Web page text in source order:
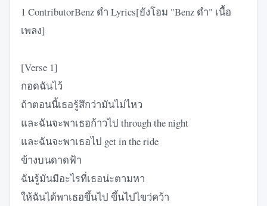
1 ContributorBenz ดำ Lyrics[ยังโอม "Benz ดำ" เนื้อ
เพลง]
[Verse 1]
กอดฉันไว้
ถ้าตอนนี้เธอรู้สึกว่ามันไม่ไหว
และฉันจะพาเธอก้าวไป through the night
และฉันจะพาเธอไป get in the ride
ข้างบนดาดฟ้า
ฉันรู้มันมีอะไรที่เธอน่ะตามหา
ให้ฉันได้พาเธอขึ้นไป ขึ้นไปไขว่คว้า